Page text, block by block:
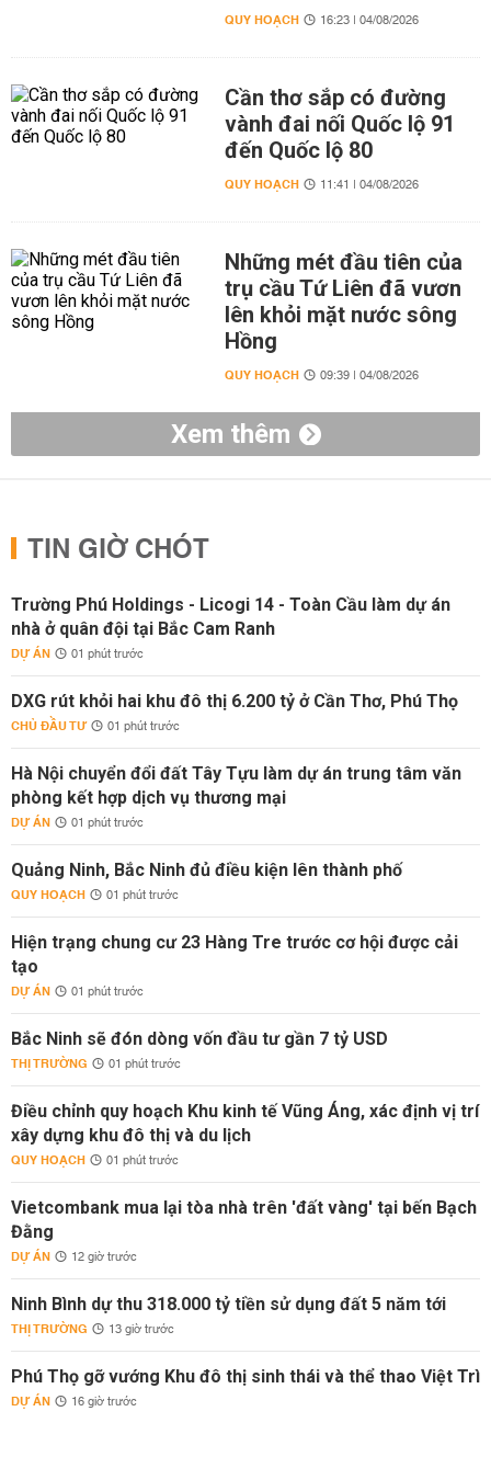
QUY HOẠCH 16:23 | 04/08/2026
Cần thơ sắp có đường
vành đai nối Quốc lộ 91
đến Quốc lộ 80
QUY HOẠCH 11:41 | 04/08/2026
Những mét đầu tiên của
trụ cầu Tứ Liên đã vươn
lên khỏi mặt nước sông
Hồng
QUY HOẠCH 09:39 | 04/08/2026
Xem thêm
TIN GIỜ CHÓT
Trường Phú Holdings - Licogi 14 - Toàn Cầu làm dự án
nhà ở quân đội tại Bắc Cam Ranh
DỰ ÁN 01 phút trước
DXG rút khỏi hai khu đô thị 6.200 tỷ ở Cần Thơ, Phú Thọ
CHỦ ĐẦU TƯ 01 phút trước
Hà Nội chuyển đổi đất Tây Tựu làm dự án trung tâm văn
phòng kết hợp dịch vụ thương mại
DỰ ÁN 01 phút trước
Quảng Ninh, Bắc Ninh đủ điều kiện lên thành phố
QUY HOẠCH 01 phút trước
Hiện trạng chung cư 23 Hàng Tre trước cơ hội được cải
tạo
DỰ ÁN 01 phút trước
Bắc Ninh sẽ đón dòng vốn đầu tư gần 7 tỷ USD
THỊ TRƯỜNG 01 phút trước
Điều chỉnh quy hoạch Khu kinh tế Vũng Áng, xác định vị trí
xây dựng khu đô thị và du lịch
QUY HOẠCH 01 phút trước
Vietcombank mua lại tòa nhà trên 'đất vàng' tại bến Bạch
Đằng
DỰ ÁN 12 giờ trước
Ninh Bình dự thu 318.000 tỷ tiền sử dụng đất 5 năm tới
THỊ TRƯỜNG 13 giờ trước
Phú Thọ gỡ vướng Khu đô thị sinh thái và thể thao Việt Trì
DỰ ÁN 16 giờ trước